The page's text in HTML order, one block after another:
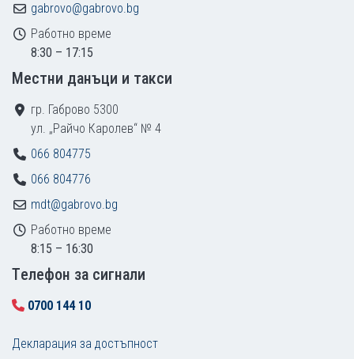
gabrovo@gabrovo.bg
Работно време
8:30 – 17:15
Местни данъци и такси
гр. Габрово 5300
ул. „Райчо Каролев“ № 4
066 804775
066 804776
mdt@gabrovo.bg
Работно време
8:15 – 16:30
Tелефон за сигнали
0700 144 10
Декларация за достъпност